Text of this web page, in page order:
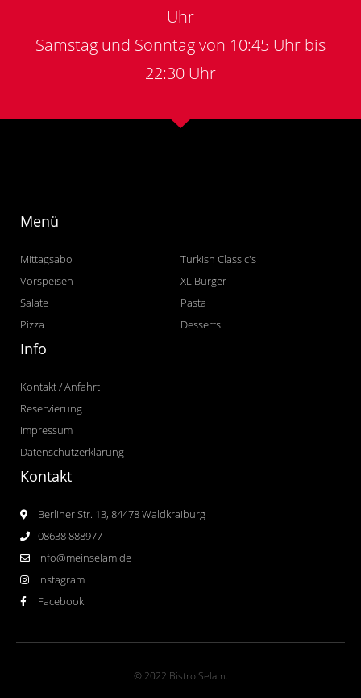
Uhr
Samstag und Sonntag von 10:45 Uhr bis
22:30 Uhr
Menü
Mittagsabo
Vorspeisen
Salate
Pizza
Turkish Classic's
XL Burger
Pasta
Desserts
Info
Kontakt / Anfahrt
Reservierung
Impressum
Datenschutzerklärung
Kontakt
Berliner Str. 13, 84478 Waldkraiburg
08638 888977
info@meinselam.de
Instagram
Facebook
© 2022 Bistro Selam.